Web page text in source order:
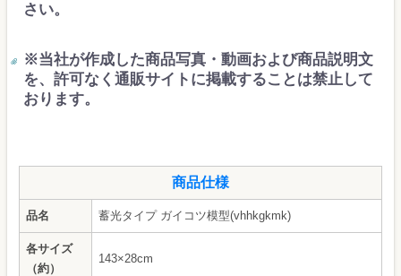
さい。
※当社が作成した商品写真・動画および商品説明文
を、許可なく通販サイトに掲載することは禁止して
おります。
商品仕様
品名 蓄光タイプ ガイコツ模型(vhhkgkmk)
各サイズ
（約）
143×28cm